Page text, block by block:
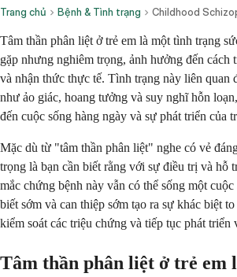
Trang chủ Bệnh & Tình trạng Childhood
Tâm thần phân liệt ở trẻ em là một tình trạng
gặp nhưng nghiêm trọng, ảnh hưởng đến cách
và nhận thức thực tế. Tình trạng này liên quan
như ảo giác, hoang tưởng và suy nghĩ hỗn
đến cuộc sống hàng ngày và sự phát triển của
Mặc dù từ "tâm thần phân liệt" nghe có vẻ
trọng là bạn cần biết rằng với sự điều trị và hỗ
mắc chứng bệnh này vẫn có thể sống một
biết sớm và can thiệp sớm tạo ra sự khác biệt
kiểm soát các triệu chứng và tiếp tục phát triển
Tâm thần phân liệt ở trẻ em